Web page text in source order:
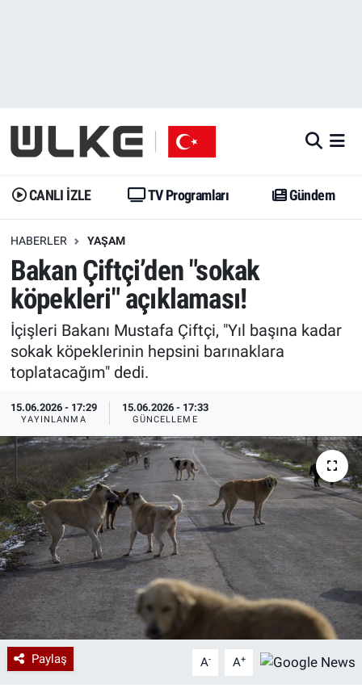
CANLI İZLE TV Programları Gündem
HABERLER YAŞAM
Bakan Çiftçi’den "sokak
köpekleri" açıklaması!
İçişleri Bakanı Mustafa Çiftçi, "Yıl başına kadar
sokak köpeklerinin hepsini barınaklara
toplatacağım" dedi.
15.06.2026 - 17:29
YAYINLANMA
15.06.2026 - 17:33
GÜNCELLEME
Paylaş A- A+
Gündem
Dünya
Erişim Bilgileri
Ekonomi
Trend
Yazarlar
Gündem
Trend
Erişim Bilgileri
Spor
Ekonomi
Medya
Özel Haberler
Kadın
Erişim Bilgileri
Sağlık
Teknoloji
İstanbul Namaz Vakitleri
Trafik Durumu
Erişim Bilgileri
Tüm Manşetler
Son Dakika Haberleri